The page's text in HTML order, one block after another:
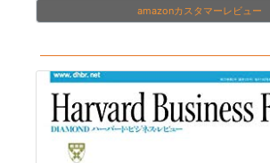
amazonカスタマーレビュー